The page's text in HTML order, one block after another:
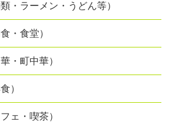
・ラーメン・うどん等）
・食堂）
・町中華）
）
ェ・喫茶）